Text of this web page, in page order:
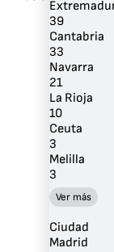
39
Cantabria
33
Navarra
21
La Rioja
10
Ceuta
3
Melilla
3
Ver más
Ciudad
Madrid